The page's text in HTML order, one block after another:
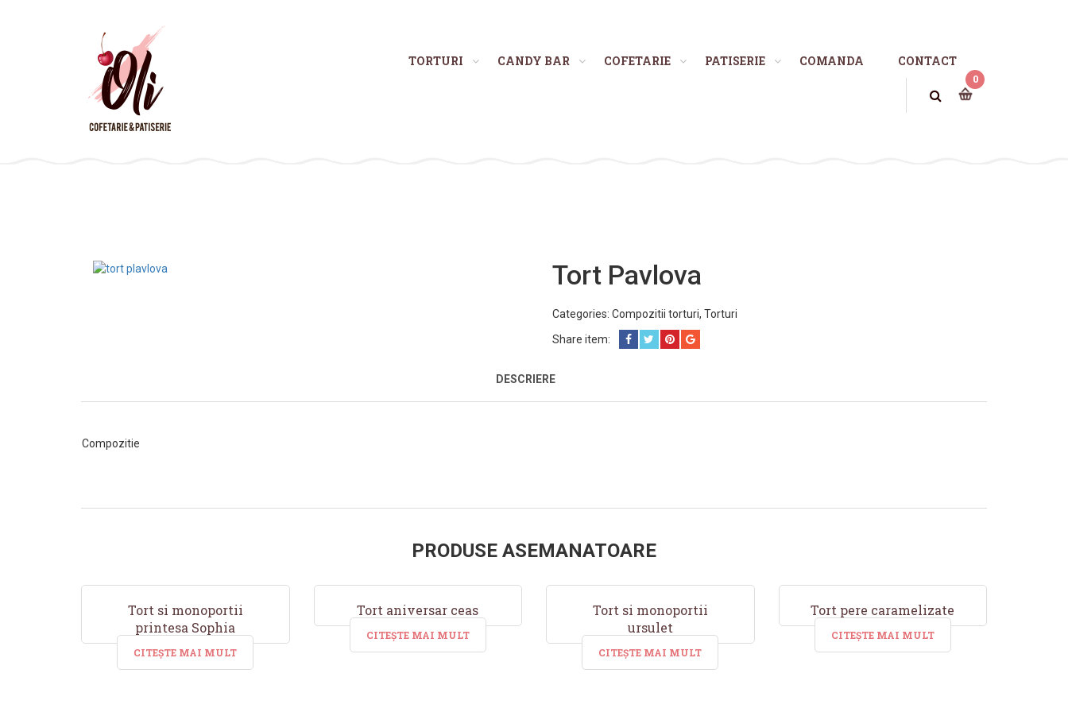
TORTURI CANDY BAR COFETARIE PATISERIE COMANDA CONTACT
0
Tort Pavlova
Categories: Compozitii torturi, Torturi
Share item:
DESCRIERE
Compozitie
PRODUSE ASEMANATOARE
Tort si monoportii
printesa Sophia
CITEȘTE MAI MULT
Tort aniversar ceas
CITEȘTE MAI MULT
Tort si monoportii
ursulet
CITEȘTE MAI MULT
Tort pere caramelizate
CITEȘTE MAI MULT